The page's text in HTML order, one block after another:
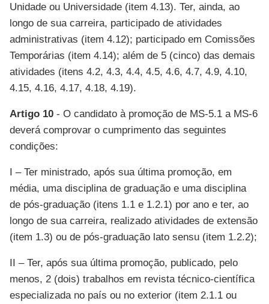
Unidade ou Universidade (item 4.13). Ter, ainda, ao
longo de sua carreira, participado de atividades
administrativas (item 4.12); participado em Comissões
Temporárias (item 4.14); além de 5 (cinco) das demais
atividades (itens 4.2, 4.3, 4.4, 4.5, 4.6, 4.7, 4.9, 4.10,
4.15, 4.16, 4.17, 4.18, 4.19).
Artigo 10 - O candidato à promoção de MS-5.1 a MS-6
deverá comprovar o cumprimento das seguintes
condições:
I – Ter ministrado, após sua última promoção, em
média, uma disciplina de graduação e uma disciplina
de pós-graduação (itens 1.1 e 1.2.1) por ano e ter, ao
longo de sua carreira, realizado atividades de extensão
(item 1.3) ou de pós-graduação lato sensu (item 1.2.2);
II – Ter, após sua última promoção, publicado, pelo
menos, 2 (dois) trabalhos em revista técnico-científica
especializada no país ou no exterior (item 2.1.1 ou